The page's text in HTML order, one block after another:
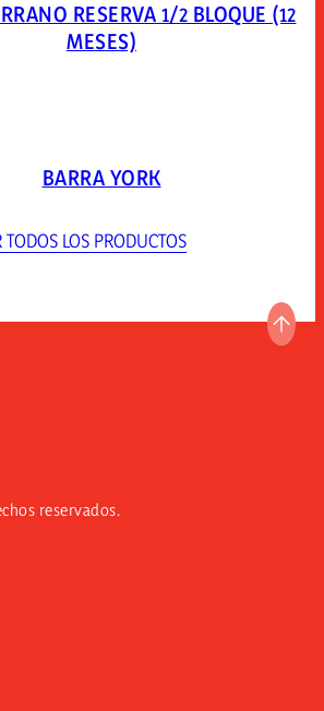
RESERVA 1/2 BLOQUE (12
MESES)
BARRA YORK
TODOS LOS PRODUCTOS
reservados.
IR